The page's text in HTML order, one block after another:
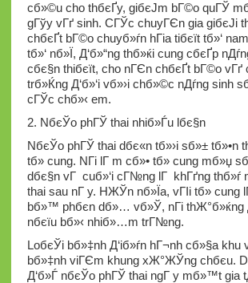
cб»©u cho thбєҐy, giбєЈm bГ©o quГЎ
gГўy vГґ sinh. CГЎc chuyГЄn gia giбєЈi
chбєҐt bГ©o chuyб»ѓn hГіa tiбєїt tб»‘
tб»‘ nб»Ї, Д‘б»“ng thб»ќi cung cбєҐp
cбє§n thiбєїt, cho nГЄn chбєҐt bГ©o
trб»Ќng Д‘б»‘i vб»›i chб»©c nДѓng sinh
cГЎc chб»‹ em.
2. NбєЎo phГЎ thai nhiб»Ѓu lбє§n
NбєЎo phГЎ thai dбє«n tб»›i sб»± tб»•n
tб»­ cung. NГі lГ m cб»• tб»­ cung mб»џ
dбє§n vГ cuб»‘i cГ№ng lГ khГґng thб»ѓ
thai sau nГ y. HЖЎn nб»Їa, vГІi tб»­
bб»™ phбє­n dб»… vб»Ў, nГі thЖ°б»ќng
nбєїu bб»‹ nhiб»…m trГ№ng.
LoбєЎi bб»‡nh Д‘iб»ѓn hГ¬nh cб»§a khu
bб»‡nh viГЄm khung xЖ°ЖЎng chбє­u.
Д‘б»Ѓ nбєЎo phГЎ thai ngГ y mб»™t gia